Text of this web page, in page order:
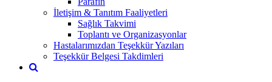
İletişim & Tanıtım Faaliyetleri
Sağlık Takvimi
Toplantı ve Organizasyonlar
Hastalarımızdan Teşekkür Yazıları
Teşekkür Belgesi Takdimleri